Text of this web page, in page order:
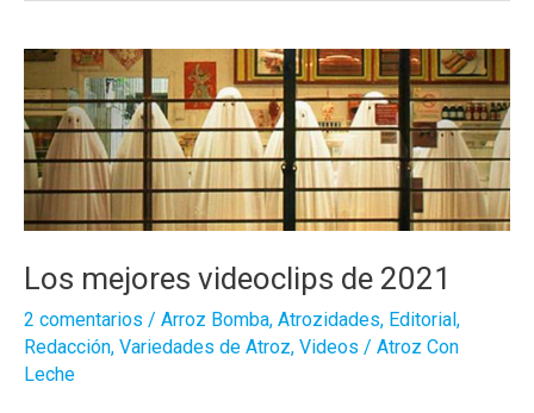
2022
Los mejores videoclips de 2021
2 comentarios / Arroz Bomba, Atrozidades, Editorial,
Redacción, Variedades de Atroz, Videos / Atroz Con
Leche